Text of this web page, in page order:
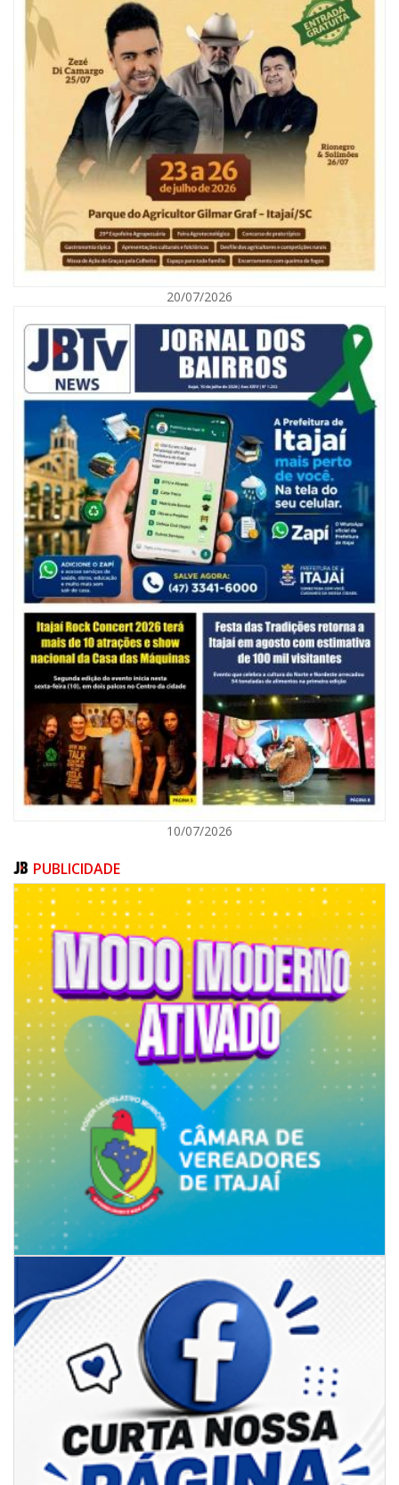
06/08/2026 | 10:04
Ação oferece testes rápidos para HIV, sífilis e hepatites nesta quinta (6) e
sexta-feira (7)
GERAL
06/08/2026 | 10:14
Defesa Civil de SC monitora formação de ciclone-bomba no Sul do Brasil;
entenda como o fenômeno se forma e quais os impactos no estado
ITAPEMA
06/08/2026 | 07:00
Secretaria de Cultura retoma oficinas culturais com diversas
modalidades para a comunidade
BALNEÁRIO CAMBORIÚ
20/07/2026
10/07/2026
PUBLICIDADE